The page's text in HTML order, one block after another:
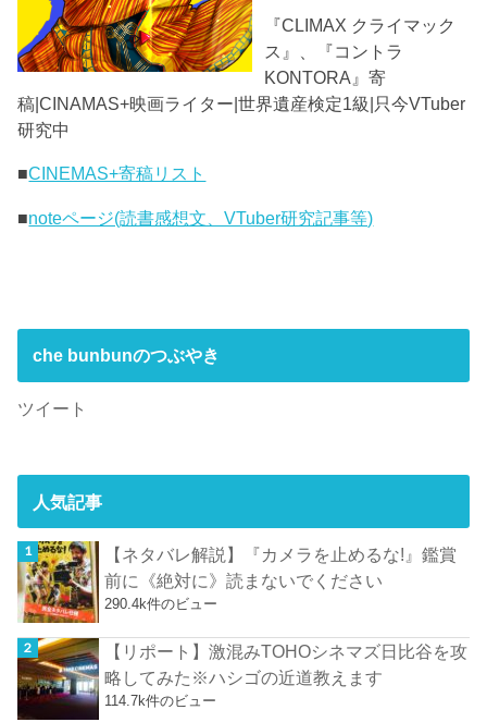
『CLIMAX クライマック
ス』、『コントラ
KONTORA』寄
稿|CINAMAS+映画ライター|世界遺産検定1級|只今VTuber
研究中
■CINEMAS+寄稿リスト
■noteページ(読書感想文、VTuber研究記事等)
che bunbunのつぶやき
ツイート
人気記事
【ネタバレ解説】『カメラを止めるな!』鑑賞
前に《絶対に》読まないでください
290.4k件のビュー
【リポート】激混みTOHOシネマズ日比谷を攻
略してみた※ハシゴの近道教えます
114.7k件のビュー